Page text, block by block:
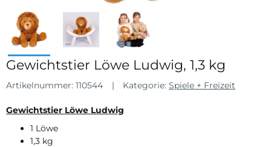
Gewichtstier Löwe Ludwig, 1,3 kg
Artikelnummer: 110544 Kategorie: Spiele + Freizeit
Gewichtstier Löwe Ludwig
1 Löwe
1,3 kg